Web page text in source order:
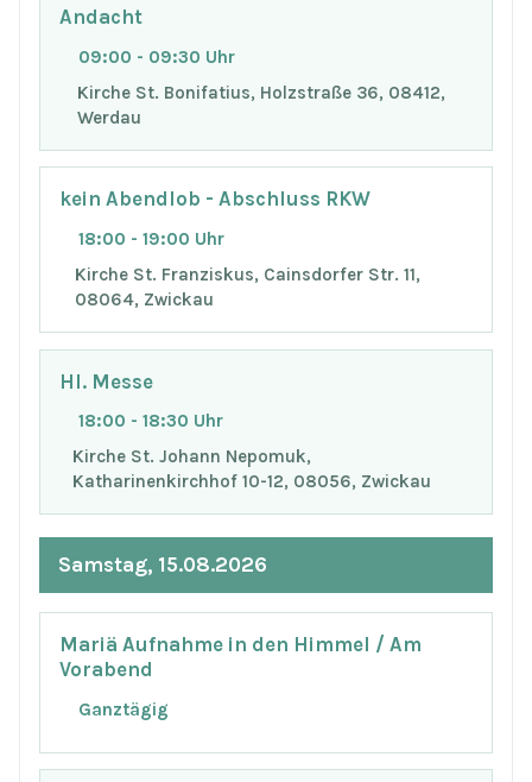
Andacht
09:00 - 09:30 Uhr
Kirche St. Bonifatius, Holzstraße 36, 08412,
Werdau
kein Abendlob - Abschluss RKW
18:00 - 19:00 Uhr
Kirche St. Franziskus, Cainsdorfer Str. 11,
08064, Zwickau
Hl. Messe
18:00 - 18:30 Uhr
Kirche St. Johann Nepomuk,
Katharinenkirchhof 10-12, 08056, Zwickau
Samstag, 15.08.2026
Mariä Aufnahme in den Himmel / Am
Vorabend
Ganztägig